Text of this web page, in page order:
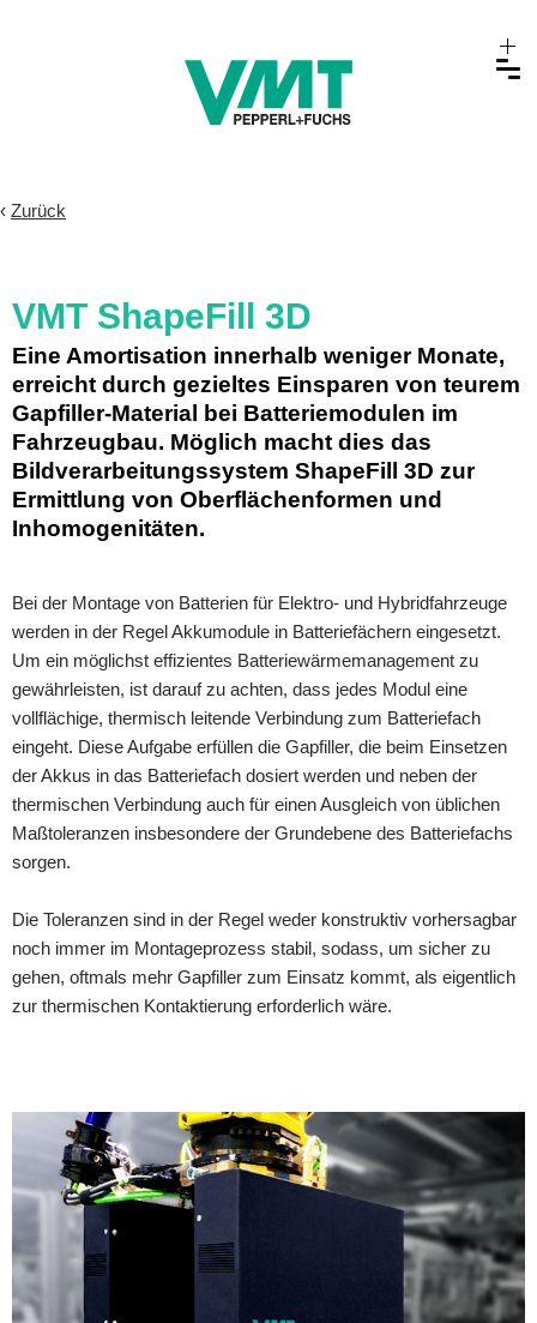
‹ Zurück
VMT ShapeFill 3D
Eine Amortisation innerhalb weniger Monate,
erreicht durch gezieltes Einsparen von teurem
Gapfiller-Material bei Batteriemodulen im
Fahrzeugbau. Möglich macht dies das
Bildverarbeitungssystem ShapeFill 3D zur
Ermittlung von Oberflächenformen und
Inhomogenitäten.
Bei der Montage von Batterien für Elektro- und Hybridfahrzeuge
werden in der Regel Akkumodule in Batteriefächern eingesetzt.
Um ein möglichst effizientes Batteriewärmemanagement zu
gewährleisten, ist darauf zu achten, dass jedes Modul eine
vollflächige, thermisch leitende Verbindung zum Batteriefach
eingeht. Diese Aufgabe erfüllen die Gapfiller, die beim Einsetzen
der Akkus in das Batteriefach dosiert werden und neben der
thermischen Verbindung auch für einen Ausgleich von üblichen
Maßtoleranzen insbesondere der Grundebene des Batteriefachs
sorgen.
Die Toleranzen sind in der Regel weder konstruktiv vorhersagbar
noch immer im Montageprozess stabil, sodass, um sicher zu
gehen, oftmals mehr Gapfiller zum Einsatz kommt, als eigentlich
zur thermischen Kontaktierung erforderlich wäre.